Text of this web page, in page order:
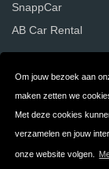
Om jouw bezoek aan
maken zetten we
Met deze cookies
verzamelen en jouw
onze website volgen.
SnappCar
AB Car Rental
Contact